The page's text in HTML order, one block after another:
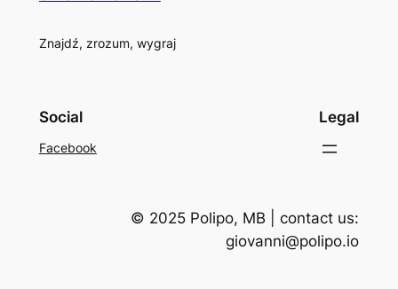
Znajdź, zrozum, wygraj
Social
Facebook
Legal
© 2025 Polipo, MB | contact us:
giovanni@polipo.io